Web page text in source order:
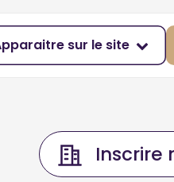
sur le site
Inscrire